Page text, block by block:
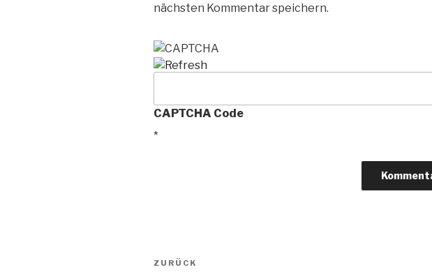
nächsten Kommentar speichern.
CAPTCHA Code
*
Beitragsnavigation
Vorheriger
ZURÜCK